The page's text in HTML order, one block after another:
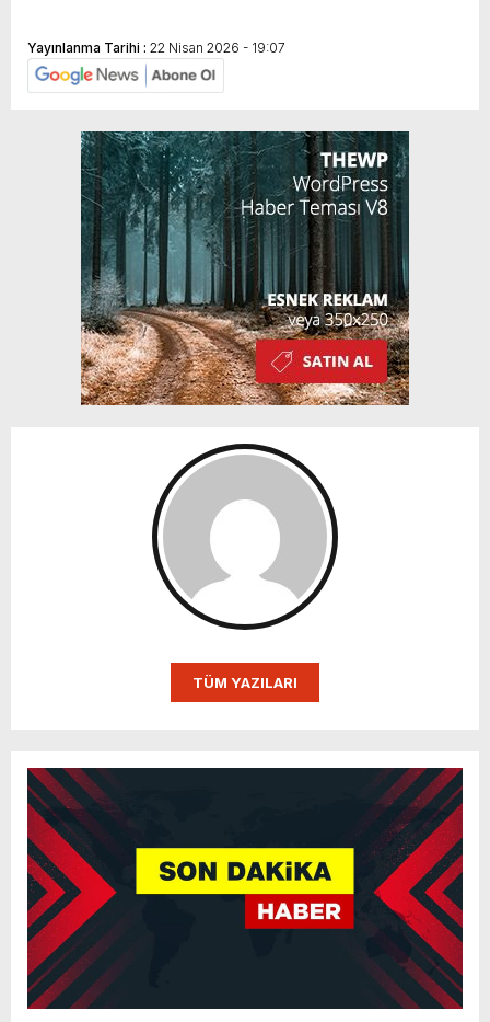
Yayınlanma Tarihi : 22 Nisan 2026 - 19:07
TÜM YAZILARI